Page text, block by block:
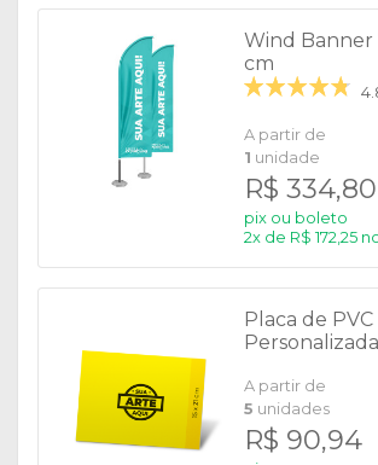
Wind Banner
cm
A partir de
1 unidade
R$ 334,80
pix ou boleto
2x de R$ 172,25
Placa de PVC
A partir de
5 unidades
R$ 90,94